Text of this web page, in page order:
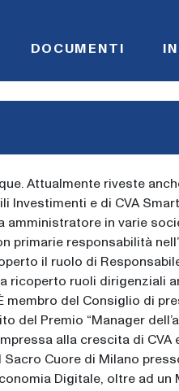
DOCUMENTI
Attualmente riveste
e di CVA Smart
amministratore in varie
primarie responsabilità
il ruolo di
ricoperto ruoli dirigenziali
membro del Consiglio di
del Premio “Manager
alla crescita di CVA
Sacro Cuore di Milano
Digitale, oltre ad un